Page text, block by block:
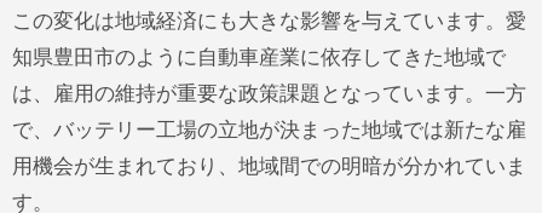
この変化は地域経済にも大きな影響を与えています。愛
知県豊田市のように自動車産業に依存してきた地域で
は、雇用の維持が重要な政策課題となっています。一方
で、バッテリー工場の立地が決まった地域では新たな雇
用機会が生まれており、地域間での明暗が分かれていま
す。